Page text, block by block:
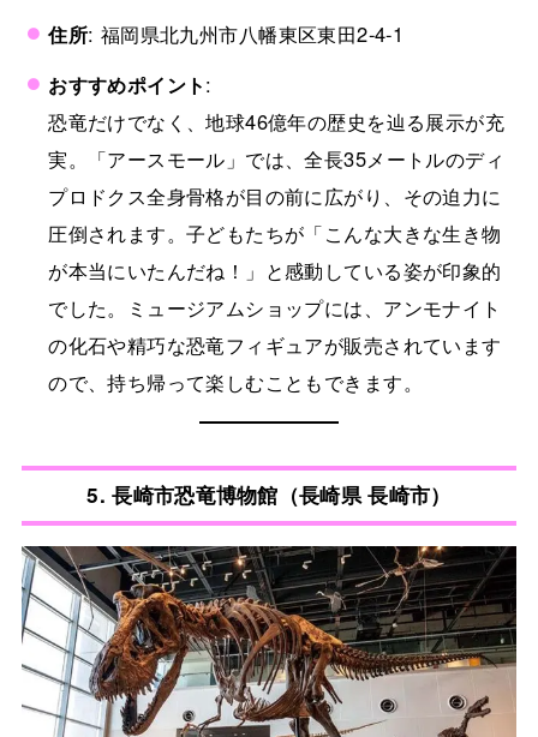
住所: 福岡県北九州市八幡東区東田2-4-1
おすすめポイント:
恐竜だけでなく、地球46億年の歴史を辿る展示が充
実。「アースモール」では、全長35メートルのディ
プロドクス全身骨格が目の前に広がり、その迫力に
圧倒されます。子どもたちが「こんな大きな生き物
が本当にいたんだね！」と感動している姿が印象的
でした。ミュージアムショップには、アンモナイト
の化石や精巧な恐竜フィギュアが販売されています
ので、持ち帰って楽しむこともできます。
5.長崎市恐竜博物館（長崎県 長崎市）